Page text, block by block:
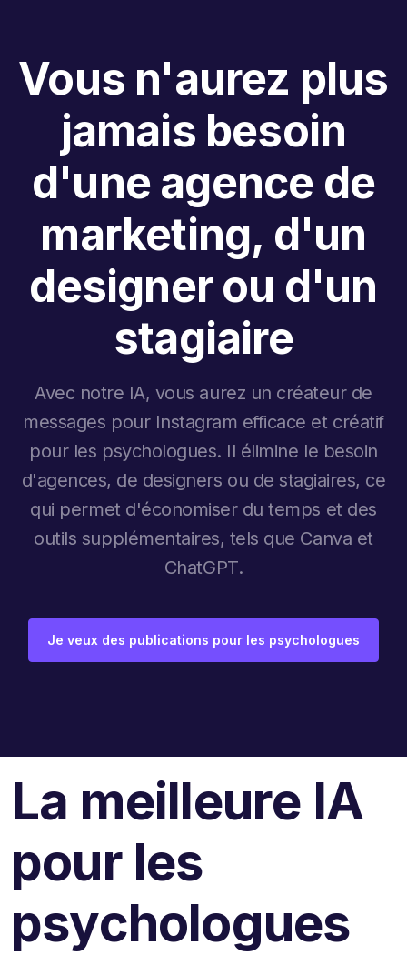
Vous n'aurez plus
jamais besoin
d'une agence de
marketing, d'un
designer ou d'un
stagiaire
Avec notre IA, vous aurez un créateur de
messages pour Instagram efficace et créatif
pour les psychologues. Il élimine le besoin
d'agences, de designers ou de stagiaires, ce
qui permet d'économiser du temps et des
outils supplémentaires, tels que Canva et
ChatGPT.
Je veux des publications pour les psychologues
La meilleure IA
pour les
psychologues